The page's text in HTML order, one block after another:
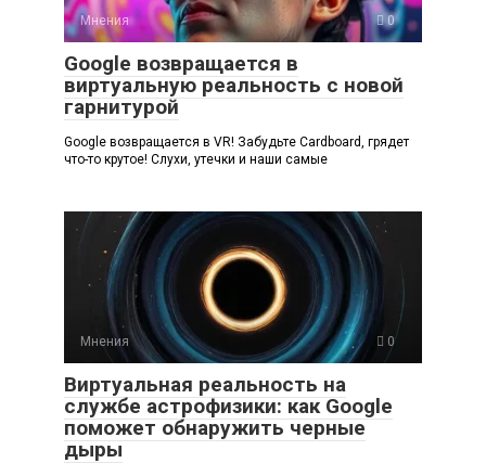
Мнения 0
Google возвращается в
виртуальную реальность с новой
гарнитурой
Google возвращается в VR! Забудьте Cardboard, грядет
что-то крутое! Слухи, утечки и наши самые
Мнения 0
Виртуальная реальность на
службе астрофизики: как Google
поможет обнаружить черные
дыры